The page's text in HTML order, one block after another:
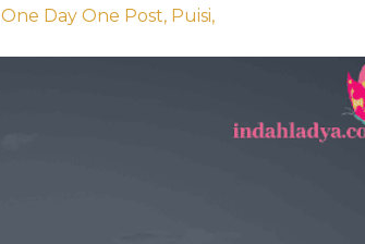
One Day One Post, Puisi,